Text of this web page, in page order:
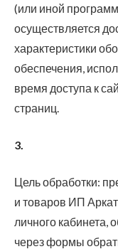
(или иной
осуществляется
характеристики
обеспечения,
время доступа к
страниц.
3.
Цель обработки:
и товаров ИП
личного кабинета,
через формы